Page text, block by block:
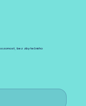
bez zbytečného